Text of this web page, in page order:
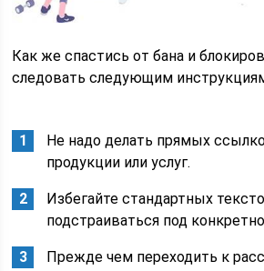
Как же спастись от бана и
следовать следующим
Не надо делать прямых
продукции или услуг.
Избегайте стандартных
подстраиваться под
Прежде чем переходить к